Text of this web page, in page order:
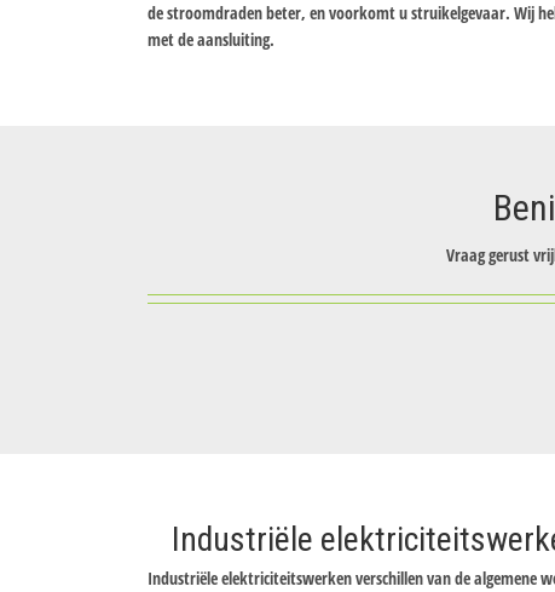
de stroomdraden beter, en voorkomt u struikelgevaar. Wij
met de aansluiting.
Vraag gerust
Industriële
Industriële elektriciteitswerken verschillen van de algemene